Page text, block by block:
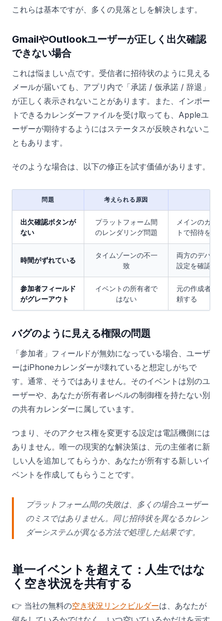
これらは基本ですが、多くの見落としを解決します。
GmailやOutlookユーザーが正しく出欠確認
できない場合
これは悩ましい点です。受信者に招待状のように見える
メールが届いても、アプリ内で「承諾 / 仮承諾 / 辞退」
が正しく表示されないことがあります。また、インポー
トできるカレンダーファイルを受け取っても、Appleユ
ーザーが期待するようにはステータスが反映されないこ
ともあります。
そのような場合は、以下の修正を試す価値があります。
問題 考えられる原因
出欠確認ボタンが
ない
プラットフォーム間
のレンダリング問題
メインのカレ
トで招待を開
時間がずれている
タイムゾーンの不一
致
両方のデバイ
設定を確認す
参加者フィールド
がグレーアウト
イベントの所有者で
はない
元の作成者に
頼する
バグのように見える権限の問題
「参加者」フィールドが無効になっている場合、ユーザ
ーはiPhoneカレンダーが壊れていると想定しがちで
す。通常、そうではありません。そのイベントは別のユ
ーザーや、あなたが所有者レベルの制御権を持たない別
の共有カレンダーに属しています。
つまり、そのアクセス権を変更する設定は電話機側には
ありません。唯一の現実的な解決策は、元の主催者に新
しい人を追加してもらうか、あなたが所有する新しいイ
ベントを作成してもらうことです。
プラットフォーム間の失敗は、多くの場合ユーザー
のミスではありません。同じ招待状を異なるカレン
ダーシステムが異なる方法で処理した結果です。
単一イベントを超えて：人生ではな
く空き状況を共有する
👉 当社の無料の空き状況リンクビルダーは、あなたが